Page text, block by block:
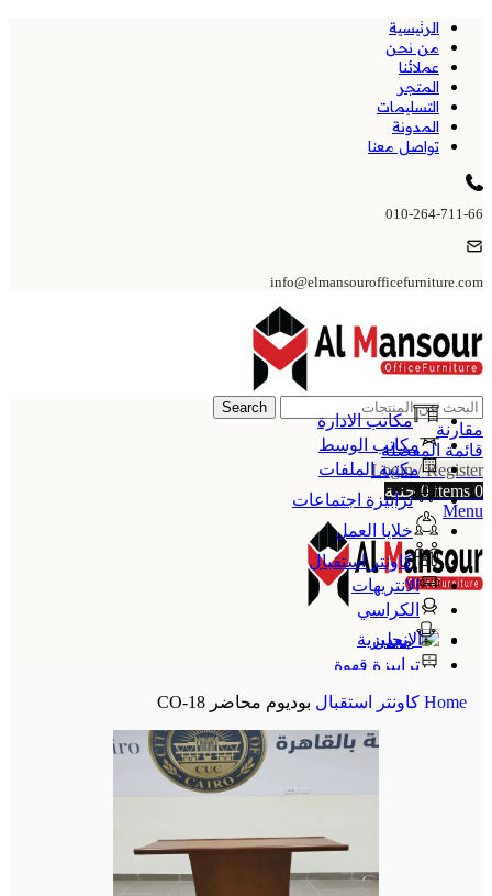
الرئيسية
من نحن
عملائنا
المتجر
التسليمات
المدونة
تواصل معنا
010-264-711-66
info@elmansourofficefurniture.com
Search
مقارنة
قائمة المفضلة
Login / Register
0
items
0 جنية
Menu
مكاتب الادارة
مكاتب الوسط
مكتبة الملفات
ترابيزة اجتماعات
خلايا العمل
كاونتر استقبال
الانتريهات
الكراسي
معدن
ترابيزة قهوة
Home كاونتر استقبال بوديوم محاضر CO-18